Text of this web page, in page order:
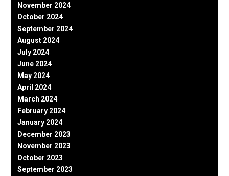
November 2024
October 2024
September 2024
August 2024
July 2024
June 2024
May 2024
April 2024
March 2024
February 2024
January 2024
December 2023
November 2023
October 2023
September 2023